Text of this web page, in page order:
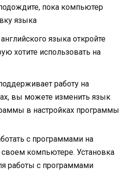
пока компьютер
языка
языка откройте
хотите использовать на
работу на
вы можете изменить язык
в настройках программы
с программами на
компьютере. Установка
работы с программами